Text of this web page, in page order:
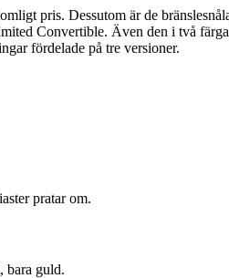
pris. Dessutom är de
Convertible. Även den i två
fördelade på tre versioner.
pratar om.
bara guld.